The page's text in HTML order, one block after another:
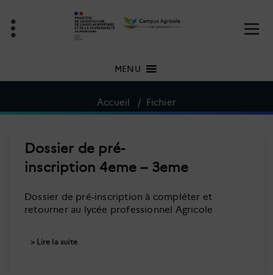
contenu
MENU
Accueil / Fichier
Dossier de pré-
inscription 4eme – 3eme
Dossier de pré-inscription à compléter et
retourner au lycée professionnel Agricole
Lire la suite